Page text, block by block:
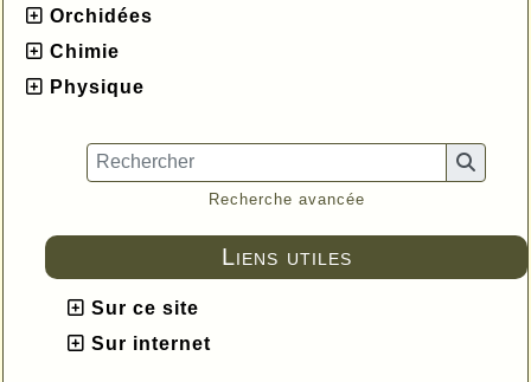
Orchidées
Chimie
Physique
Recherche avancée
Liens utiles
Sur ce site
Sur internet